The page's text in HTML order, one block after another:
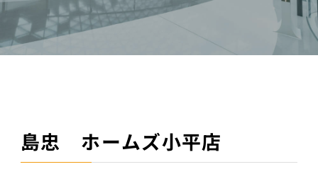
島忠 ホームズ小平店